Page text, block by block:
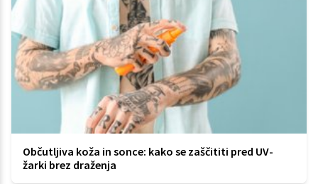
Občutljiva koža in sonce: kako se zaščititi pred UV-
žarki brez draženja